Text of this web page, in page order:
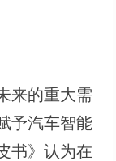
来的重大需
予汽车智能
书》认为在